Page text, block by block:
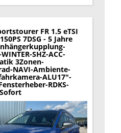
FR 1.5 eTSI
7DSG - 5 Jahre
SHZ-ACC-
3Zonen-
NAVI-Ambiente-
ALU17"-
RDKS-